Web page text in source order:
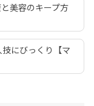
美容のキープ方
にびっくり【マ